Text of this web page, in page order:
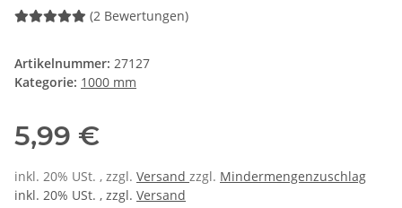
(2 Bewertungen)
Artikelnummer: 27127
Kategorie: 1000 mm
5,99 €
inkl. 20% USt. , zzgl. Versand zzgl. Mindermengenzuschlag
inkl. 20% USt. , zzgl. Versand